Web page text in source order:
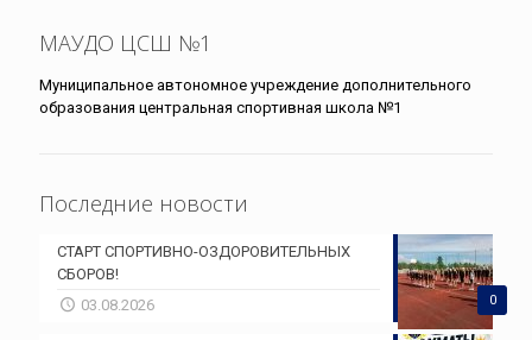
МАУДО ЦСШ №1
Муниципальное автономное учреждение дополнительного
образования центральная спортивная школа №1
Последние новости
0
СТАРТ СПОРТИВНО-ОЗДОРОВИТЕЛЬНЫХ
СБОРОВ!
03.08.2026